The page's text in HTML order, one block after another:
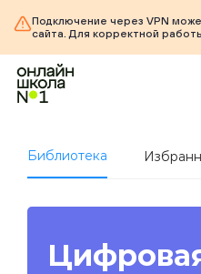
Подключение через VPN
сайта. Для корректной
Библиотека